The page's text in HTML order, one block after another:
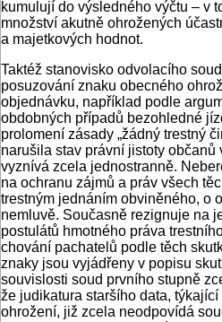
kumulují do výsledného výčtu – v
množství akutně ohrožených
a majetkových hodnot.
Taktéž stanovisko odvolacího
posuzování znaku obecného
objednávku, například podle
obdobných případů bezohledné
prolomení zásady „žádný trestný
narušila stav právní jistoty občanů
vyznívá zcela jednostranně.
na ochranu zájmů a práv všech
trestným jednáním obviněného, o
nemluvě. Současně rezignuje na
postulátů hmotného práva
chování pachatelů podle těch
znaky jsou vyjádřeny v popisu
souvislosti soud prvního stupně
že judikatura staršího data,
ohrožení, již zcela neodpovídá